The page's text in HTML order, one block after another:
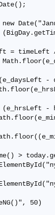
= timeLeft
-
-
>
50)